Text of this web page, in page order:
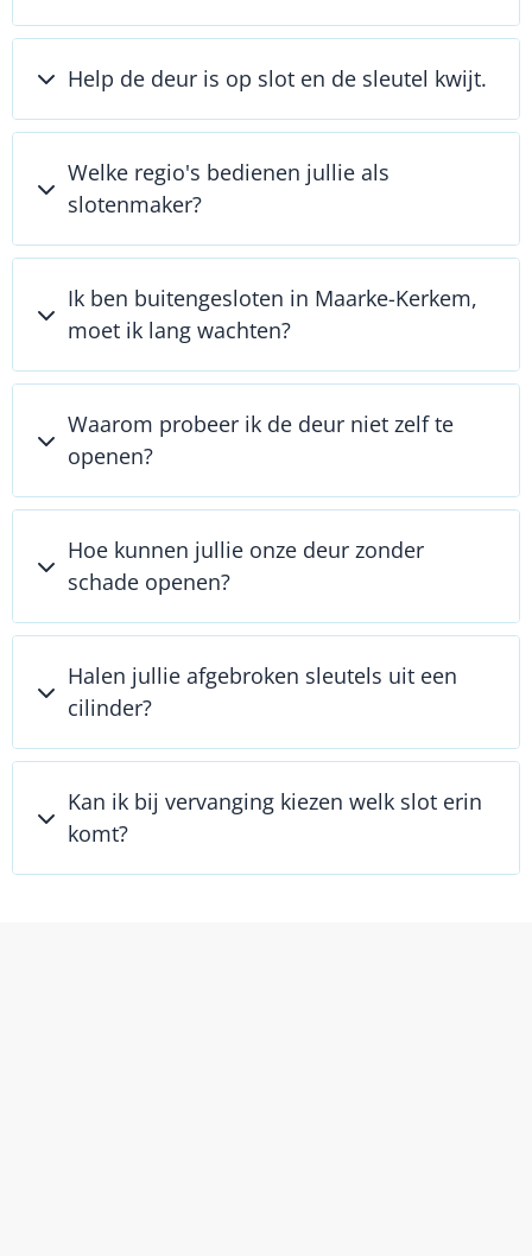
Help de deur is op slot en de sleutel kwijt.
Welke regio's bedienen jullie als
slotenmaker?
Ik ben buitengesloten in Maarke-Kerkem,
moet ik lang wachten?
Waarom probeer ik de deur niet zelf te
openen?
Hoe kunnen jullie onze deur zonder
schade openen?
Halen jullie afgebroken sleutels uit een
cilinder?
Kan ik bij vervanging kiezen welk slot erin
komt?